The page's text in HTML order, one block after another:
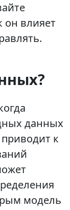
он влияет
данных
к
модель